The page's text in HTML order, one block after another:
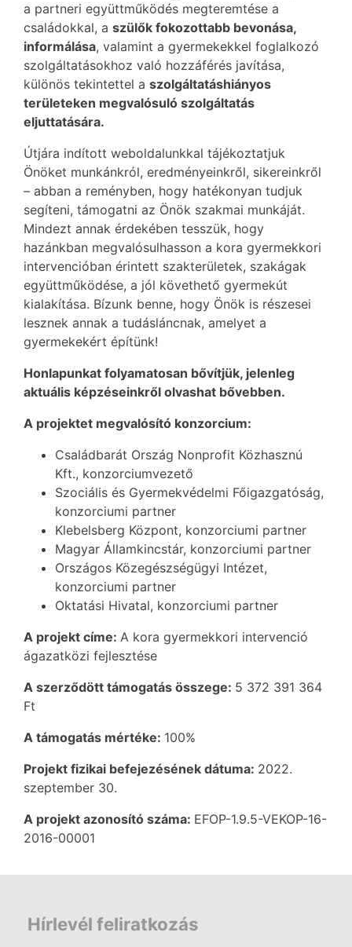
a partneri együttműködés megteremtése a
családokkal, a szülők fokozottabb bevonása,
informálása, valamint a gyermekekkel foglalkozó
szolgáltatásokhoz való hozzáférés javítása,
különös tekintettel a szolgáltatáshiányos
területeken megvalósuló szolgáltatás
eljuttatására.
Útjára indított weboldalunkkal tájékoztatjuk
Önöket munkánkról, eredményeinkről, sikereinkről
– abban a reményben, hogy hatékonyan tudjuk
segíteni, támogatni az Önök szakmai munkáját.
Mindezt annak érdekében tesszük, hogy
hazánkban megvalósulhasson a kora gyermekkori
intervencióban érintett szakterületek, szakágak
együttműködése, a jól követhető gyermekút
kialakítása. Bízunk benne, hogy Önök is részesei
lesznek annak a tudásláncnak, amelyet a
gyermekekért építünk!
Honlapunkat folyamatosan bővítjük, jelenleg
aktuális képzéseinkről olvashat bővebben.
A projektet megvalósító konzorcium:
Családbarát Ország Nonprofit Közhasznú
Kft., konzorciumvezető
Szociális és Gyermekvédelmi Főigazgatóság,
konzorciumi partner
Klebelsberg Központ, konzorciumi partner
Magyar Államkincstár, konzorciumi partner
Országos Közegészségügyi Intézet,
konzorciumi partner
Oktatási Hivatal, konzorciumi partner
A projekt címe: A kora gyermekkori intervenció
ágazatközi fejlesztése
A szerződött támogatás összege: 5 372 391 364
Ft
A támogatás mértéke: 100%
Projekt fizikai befejezésének dátuma: 2022.
szeptember 30.
A projekt azonosító száma: EFOP-1.9.5-VEKOP-16-
2016-00001
Hírlevél feliratkozás